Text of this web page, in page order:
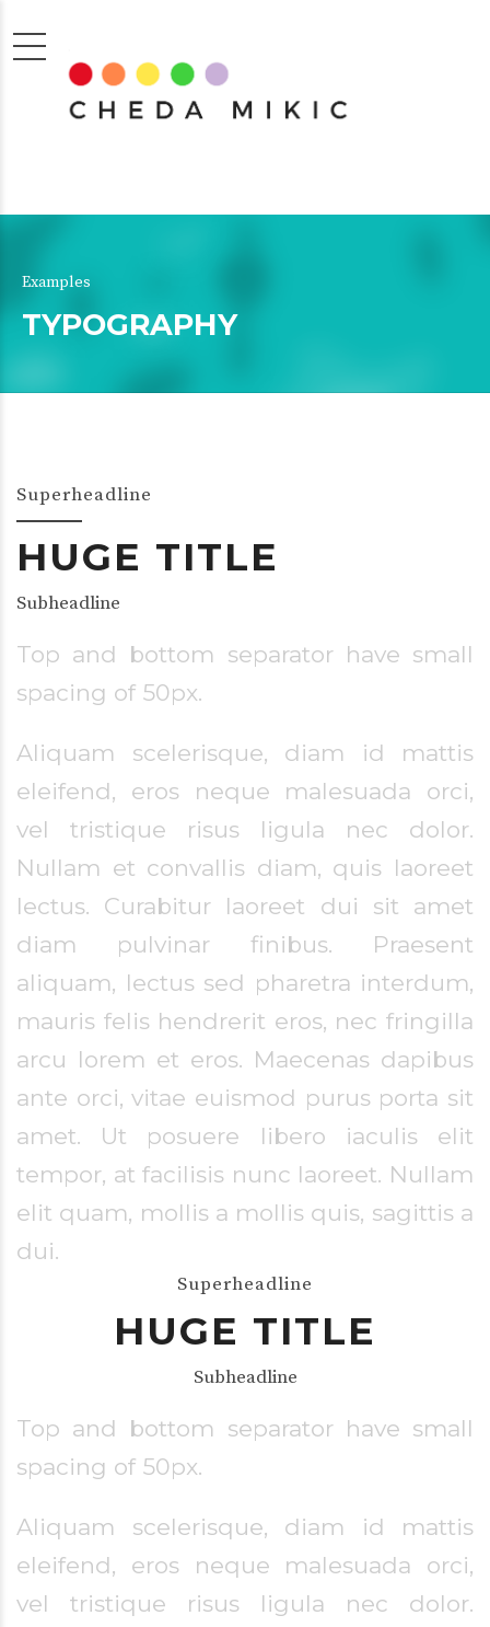
Examples
TYPOGRAPHY
Superheadline
HUGE TITLE
Subheadline
Top and bottom separator have small
spacing of 50px.
Aliquam scelerisque, diam id mattis
eleifend, eros neque malesuada orci,
vel tristique risus ligula nec dolor.
Nullam et convallis diam, quis laoreet
lectus. Curabitur laoreet dui sit amet
diam pulvinar finibus. Praesent
aliquam, lectus sed pharetra interdum,
mauris felis hendrerit eros, nec fringilla
arcu lorem et eros. Maecenas dapibus
ante orci, vitae euismod purus porta sit
amet. Ut posuere libero iaculis elit
tempor, at facilisis nunc laoreet. Nullam
elit quam, mollis a mollis quis, sagittis a
dui.
Superheadline
HUGE TITLE
Subheadline
Top and bottom separator have small
spacing of 50px.
Aliquam scelerisque, diam id mattis
eleifend, eros neque malesuada orci,
vel tristique risus ligula nec dolor.